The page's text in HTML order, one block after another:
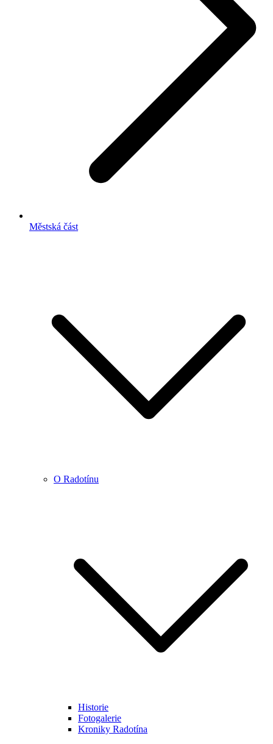
Městská část
O Radotínu
Historie
Fotogalerie
Kroniky Radotína